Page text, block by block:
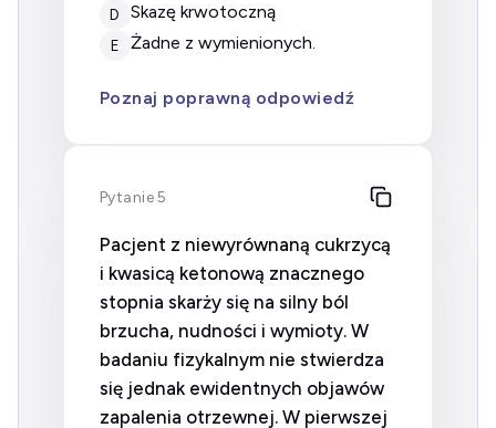
D skazę krwotoczną
E żadne z wymienionych.
Poznaj poprawną odpowiedź
Pytanie 5
Pacjent z niewyrównaną cukrzycą
i kwasicą ketonową znacznego
stopnia skarży się na silny ból
brzucha, nudności i wymioty. W
badaniu fizykalnym nie stwierdza
się jednak ewidentnych objawów
zapalenia otrzewnej. W pierwszej